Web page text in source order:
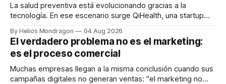
La salud preventiva está evolucionando gracias a la
tecnología. En ese escenario surge QiHealth, una startup
dispositivos inteligentes, inteligencia artificial y monitoreo
en tiempo real para ayudar a las personas a tomar mejores
decisiones sobre su salud metabólica. Su propuesta busca
responder
By Helios Mondragon 04 Aug 2026
El verdadero problema no es el marketing:
es el proceso comercial
Muchas empresas llegan a la misma conclusión cuando sus
campañas digitales no generan ventas: "el marketing no